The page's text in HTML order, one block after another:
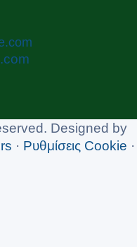
Designed by
· Ρυθμίσεις Cookie ·